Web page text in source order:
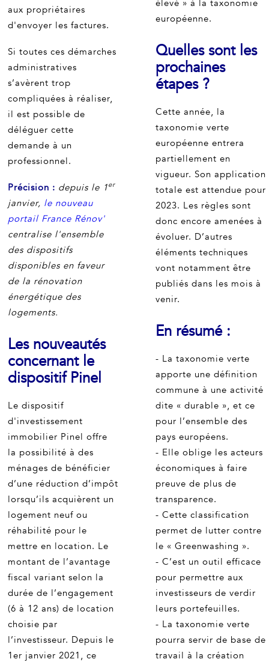
aux propriétaires
d'envoyer les factures.
Si toutes ces démarches
administratives
s’avèrent trop
compliquées à réaliser,
il est possible de
déléguer cette
demande à un
professionnel.
Précision : depuis le 1er
janvier, le nouveau
portail France Rénov'
centralise l'ensemble
des dispositifs
disponibles en faveur
de la rénovation
énergétique des
logements.
Les nouveautés
concernant le
dispositif Pinel
Le dispositif
d'investissement
immobilier Pinel offre
la possibilité à des
ménages de bénéficier
d’une réduction d’impôt
lorsqu’ils acquièrent un
logement neuf ou
réhabilité pour le
mettre en location. Le
montant de l’avantage
fiscal variant selon la
durée de l’engagement
(6 à 12 ans) de location
choisie par
l’investisseur. Depuis le
1er janvier 2021, ce
élevé » à la taxonomie
européenne.
Quelles sont les
prochaines
étapes ?
Cette année, la
taxonomie verte
européenne entrera
partiellement en
vigueur. Son application
totale est attendue pour
2023. Les règles sont
donc encore amenées à
évoluer. D’autres
éléments techniques
vont notamment être
publiés dans les mois à
venir.
En résumé :
- La taxonomie verte
apporte une définition
commune à une activité
dite « durable », et ce
pour l’ensemble des
pays européens.
- Elle oblige les acteurs
économiques à faire
preuve de plus de
transparence.
- Cette classification
permet de lutter contre
le « Greenwashing ».
- C’est un outil efficace
pour permettre aux
investisseurs de verdir
leurs portefeuilles.
- La taxonomie verte
pourra servir de base de
travail à la création